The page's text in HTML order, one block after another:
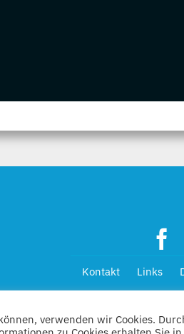
Kontakt Links
verwenden wir Cookies.